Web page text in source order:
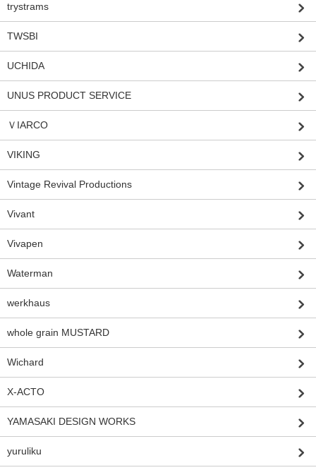
trystrams
TWSBI
UCHIDA
UNUS PRODUCT SERVICE
ＶIARCO
VIKING
Vintage Revival Productions
Vivant
Vivapen
Waterman
werkhaus
whole grain MUSTARD
Wichard
X-ACTO
YAMASAKI DESIGN WORKS
yuruliku